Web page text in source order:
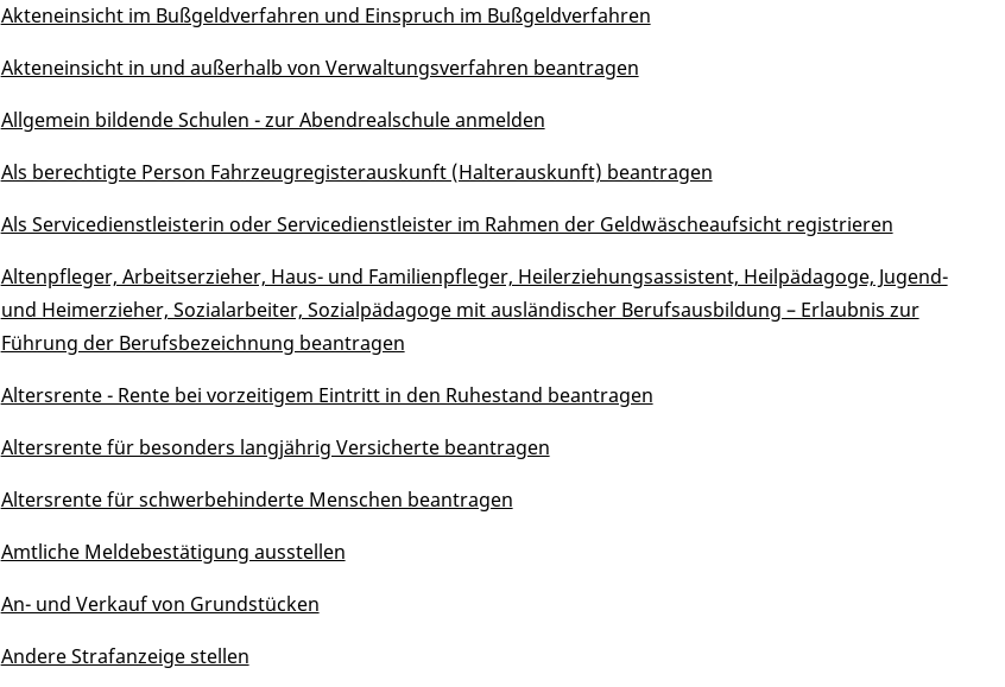
Akteneinsicht im Bußgeldverfahren und Einspruch im Bußgeldverfahren
Akteneinsicht in und außerhalb von Verwaltungsverfahren beantragen
Allgemein bildende Schulen - zur Abendrealschule anmelden
Als berechtigte Person Fahrzeugregisterauskunft (Halterauskunft) beantragen
Als Servicedienstleisterin oder Servicedienstleister im Rahmen der Geldwäscheaufsicht registrieren
Altenpfleger, Arbeitserzieher, Haus- und Familienpfleger, Heilerziehungsassistent, Heilpädagoge, Jugend-
und Heimerzieher, Sozialarbeiter, Sozialpädagoge mit ausländischer Berufsausbildung – Erlaubnis zur
Führung der Berufsbezeichnung beantragen
Altersrente - Rente bei vorzeitigem Eintritt in den Ruhestand beantragen
Altersrente für besonders langjährig Versicherte beantragen
Altersrente für schwerbehinderte Menschen beantragen
Amtliche Meldebestätigung ausstellen
An- und Verkauf von Grundstücken
Andere Strafanzeige stellen